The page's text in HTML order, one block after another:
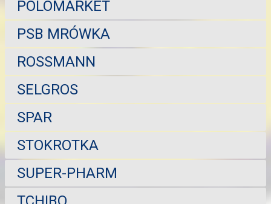
POLOMARKET
PSB MRÓWKA
ROSSMANN
SELGROS
SPAR
STOKROTKA
SUPER-PHARM